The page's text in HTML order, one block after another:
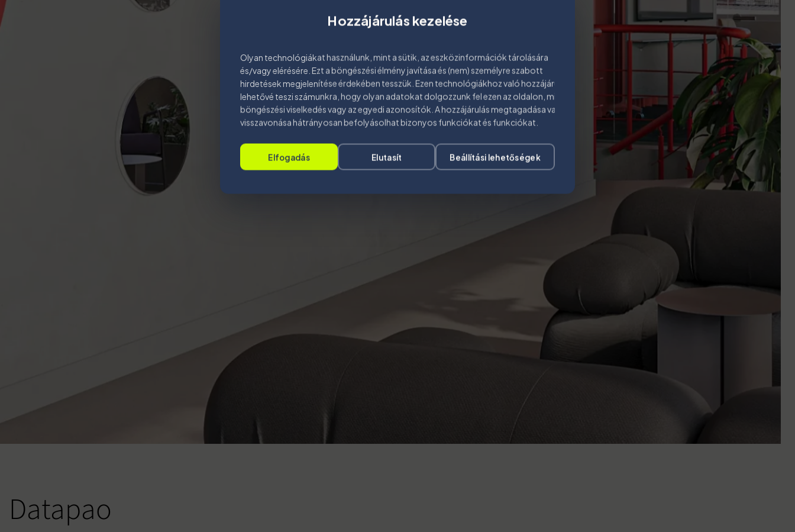
Hozzájárulás kezelése
Olyan technológiákat használunk, mint a sütik, az eszközinformációk tárolására
és/vagy elérésére. Ezt a böngészési élmény javítása és (nem) személyre szabott
hirdetések megjelenítése érdekében tesszük. Ezen technológiákhoz való hozzájárulás
lehetővé teszi számunkra, hogy olyan adatokat dolgozzunk fel ezen az oldalon, mint a
böngészési viselkedés vagy az egyedi azonosítók. A hozzájárulás megtagadása vagy
visszavonása hátrányosan befolyásolhat bizonyos funkciókat és funkciókat.
Elfogadás Elutasít Beállítási lehetőségek
Datapao